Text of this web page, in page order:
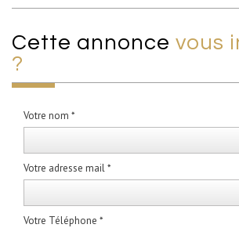
cette annonce vous
?
Votre nom *
Votre adresse mail *
Votre Téléphone *